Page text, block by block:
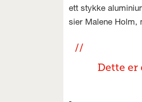
ett stykke
sier Malene Holm,
Dette er